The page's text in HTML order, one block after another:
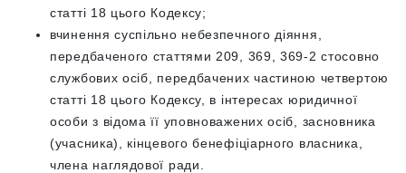
статті 18 цього Кодексу;
вчинення суспільно небезпечного діяння,
передбаченого статтями 209, 369, 369-2 стосовно
службових осіб, передбачених частиною четвертою
статті 18 цього Кодексу, в інтересах юридичної
особи з відома її уповноважених осіб, засновника
(учасника), кінцевого бенефіціарного власника,
члена наглядової ради.